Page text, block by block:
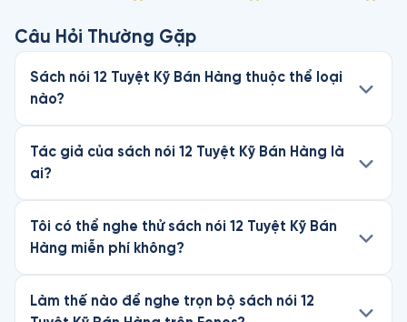
Câu Hỏi Thường Gặp
Sách nói 12 Tuyệt Kỹ Bán Hàng thuộc thể loại
nào?
Tác giả của sách nói 12 Tuyệt Kỹ Bán Hàng là
ai?
Tôi có thể nghe thử sách nói 12 Tuyệt Kỹ Bán
Hàng miễn phí không?
Làm thế nào để nghe trọn bộ sách nói 12